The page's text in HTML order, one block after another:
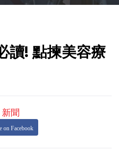
讀! 點揀美容療
新聞
on Facebook